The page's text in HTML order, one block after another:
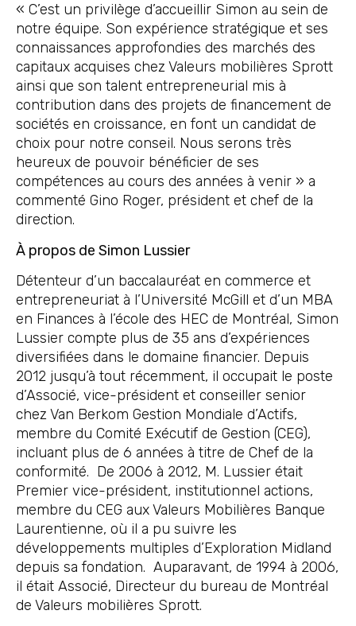
« C’est un privilège d’accueillir Simon au sein de
notre équipe. Son expérience stratégique et ses
connaissances approfondies des marchés des
capitaux acquises chez Valeurs mobilières Sprott
ainsi que son talent entrepreneurial mis à
contribution dans des projets de financement de
sociétés en croissance, en font un candidat de
choix pour notre conseil. Nous serons très
heureux de pouvoir bénéficier de ses
compétences au cours des années à venir » a
commenté Gino Roger, président et chef de la
direction.
À propos de Simon Lussier
Détenteur d’un baccalauréat en commerce et
entrepreneuriat à l’Université McGill et d’un MBA
en Finances à l’école des HEC de Montréal, Simon
Lussier compte plus de 35 ans d’expériences
diversifiées dans le domaine financier. Depuis
2012 jusqu’à tout récemment, il occupait le poste
d’Associé, vice-président et conseiller senior
chez Van Berkom Gestion Mondiale d’Actifs,
membre du Comité Exécutif de Gestion (CEG),
incluant plus de 6 années à titre de Chef de la
conformité. De 2006 à 2012, M. Lussier était
Premier vice-président, institutionnel actions,
membre du CEG aux Valeurs Mobilières Banque
Laurentienne, où il a pu suivre les
développements multiples d’Exploration Midland
depuis sa fondation. Auparavant, de 1994 à 2006,
il était Associé, Directeur du bureau de Montréal
de Valeurs mobilières Sprott.